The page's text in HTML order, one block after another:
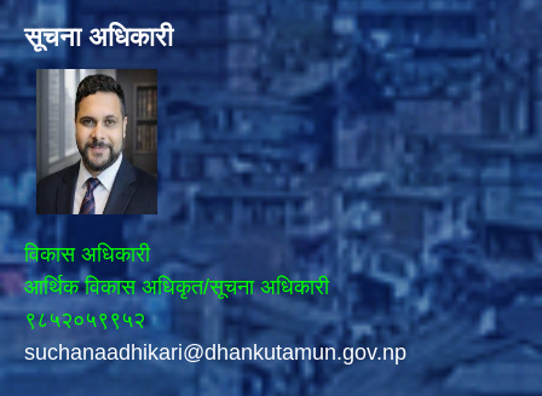
सूचना अधिकारी
विकास अधिकारी
आर्थिक विकास अधिकृत/सूचना अधिकारी
९८५२०५९९५२
suchanaadhikari@dhankutamun.gov.np